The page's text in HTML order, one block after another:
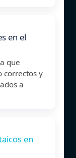
en el
que
correctos y
a
en